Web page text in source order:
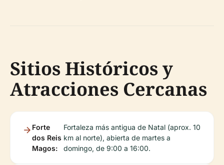
Sitios Históricos y
Atracciones Cercanas
Forte
dos Reis
Magos:
Fortaleza más antigua de Natal (aprox. 10
km al norte), abierta de martes a
domingo, de 9:00 a 16:00.